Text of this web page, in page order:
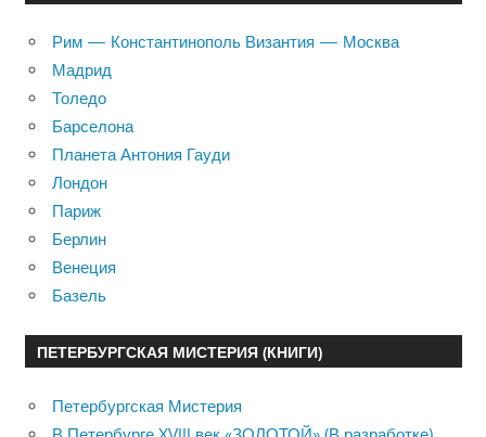
Рим — Константинополь Византия — Москва
Мадрид
Толедо
Барселона
Планета Антония Гауди
Лондон
Париж
Берлин
Венеция
Базель
ПЕТЕРБУРГСКАЯ МИСТЕРИЯ (КНИГИ)
Петербургская Мистерия